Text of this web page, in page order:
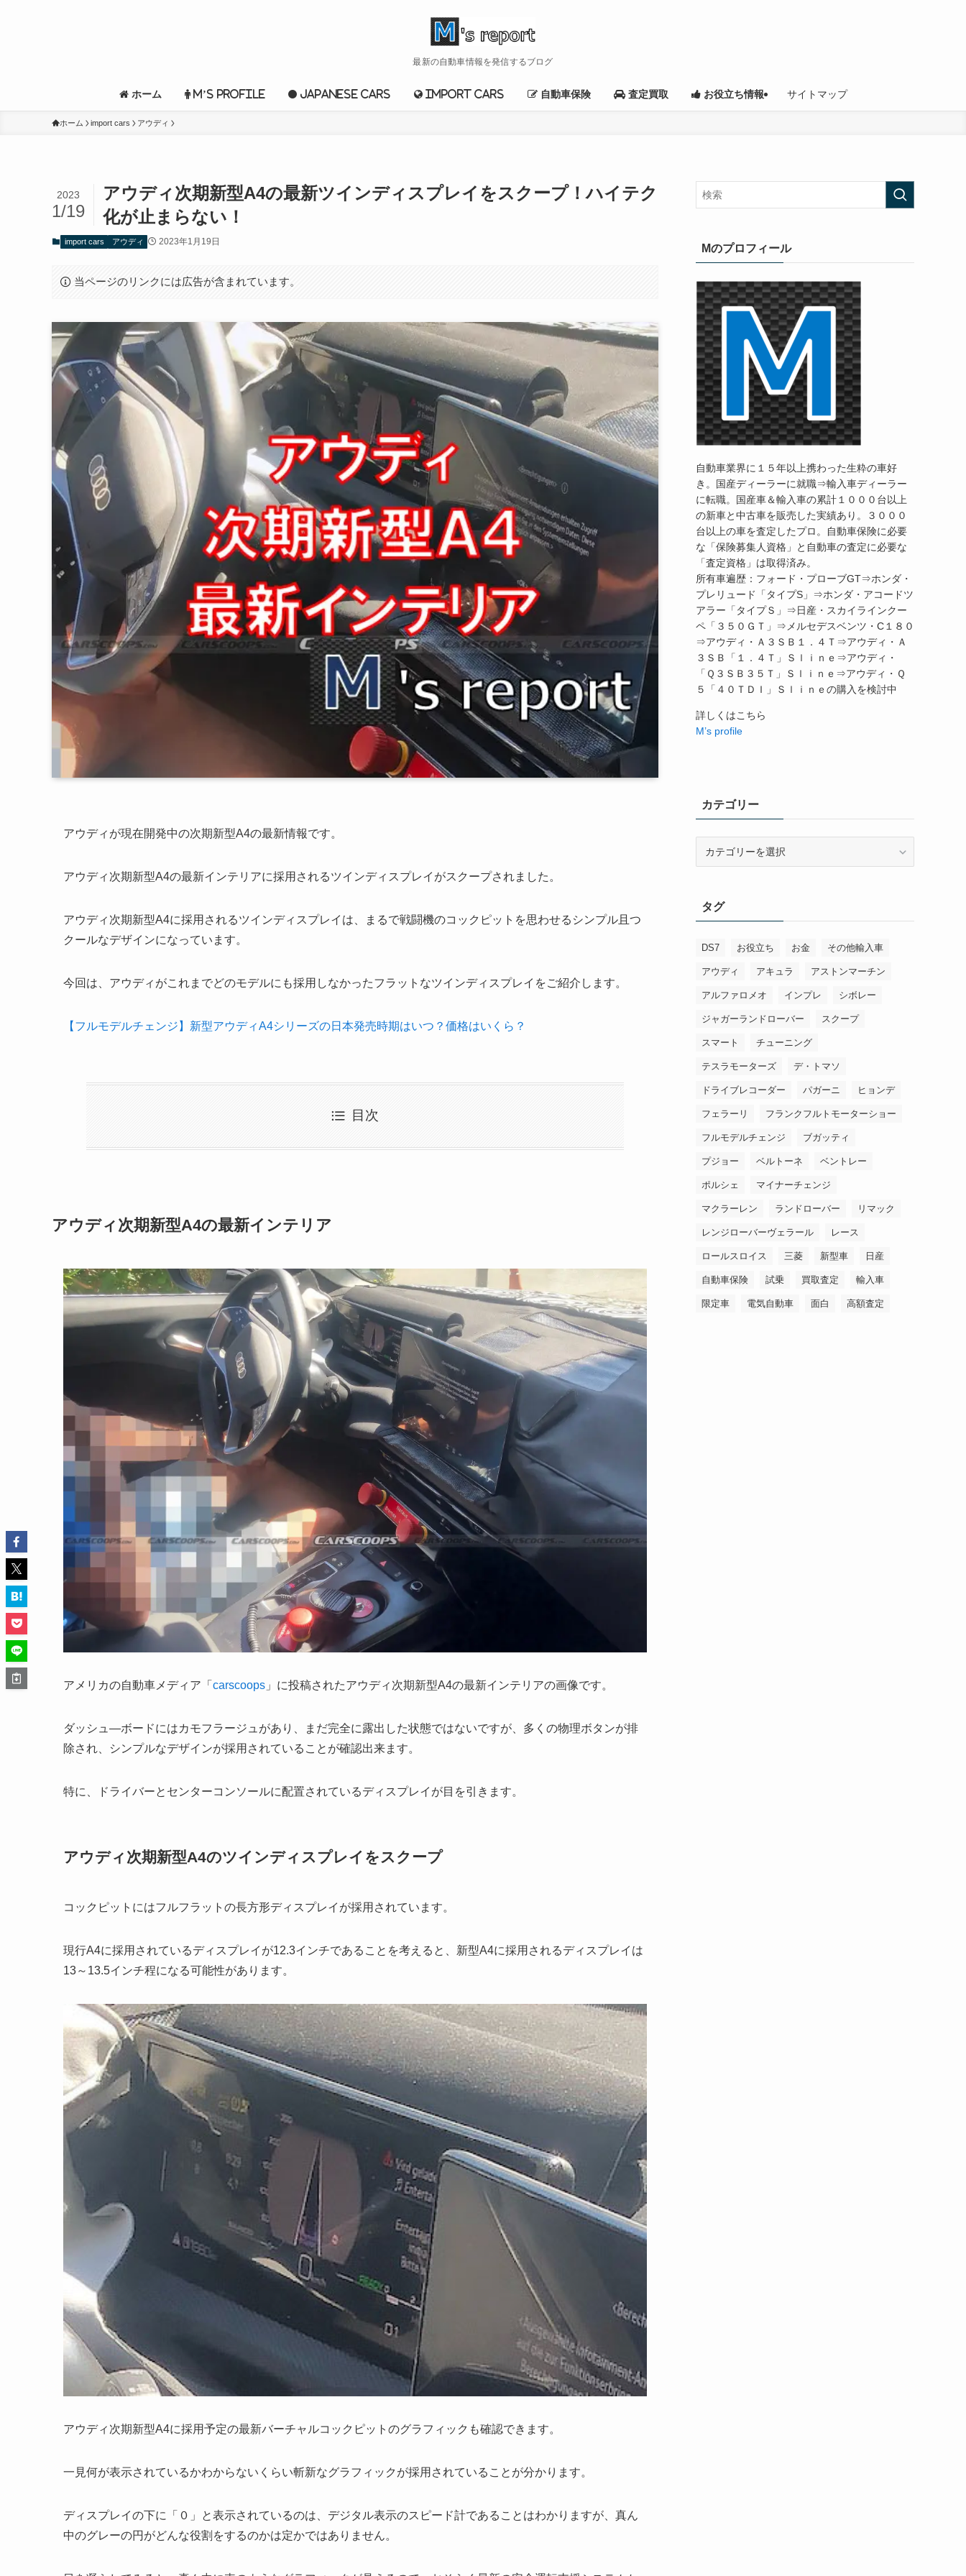
最新の自動車情報を発信するブログ
ホーム M’s profile Japanese cars import cars 自動車保険 査定買取 お役立ち情報 サイトマップ
ホーム import cars アウディ
アウディ次期新型A4の最新ツインディスプレイをスクープ！ハイテク
化が止まらない！
2023
1/19
import cars アウディ 2023年1月19日
当ページのリンクには広告が含まれています。
アウディが現在開発中の次期新型A4の最新情報です。
アウディ次期新型A4の最新インテリアに採用されるツインディスプレイがスクープされました。
アウディ次期新型A4に採用されるツインディスプレイは、まるで戦闘機のコックピットを思わせるシンプル且つ
クールなデザインになっています。
今回は、アウディがこれまでどのモデルにも採用しなかったフラットなツインディスプレイをご紹介します。
【フルモデルチェンジ】新型アウディA4シリーズの日本発売時期はいつ？価格はいくら？
目次
アウディ次期新型A4の最新インテリア
アメリカの自動車メディア「 carscoops 」に投稿されたアウディ次期新型A4の最新インテリアの画像です。
ダッシュ―ボードにはカモフラージュがあり、まだ完全に露出した状態ではないですが、多くの物理ボタンが排
除され、シンプルなデザインが採用されていることが確認出来ます。
特に、ドライバーとセンターコンソールに配置されているディスプレイが目を引きます。
アウディ次期新型A4のツインディスプレイをスクープ
コックピットにはフルフラットの長方形ディスプレイが採用されています。
現行A4に採用されているディスプレイが12.3インチであることを考えると、新型A4に採用されるディスプレイは
13～13.5インチ程になる可能性があります。
アウディ次期新型A4に採用予定の最新バーチャルコックピットのグラフィックも確認できます。
一見何が表示されているかわからないくらい斬新なグラフィックが採用されていることが分かります。
ディスプレイの下に「０」と表示されているのは、デジタル表示のスピード計であることはわかりますが、真ん
中のグレーの円がどんな役割をするのかは定かではありません。
Mのプロフィール
自動車業界に１５年以上携わった生粋の車好
き。国産ディーラーに就職⇒輸入車ディーラー
に転職。国産車＆輸入車の累計１０００台以上
の新車と中古車を販売した実績あり。３０００
台以上の車を査定したプロ。自動車保険に必要
な「保険募集人資格」と自動車の査定に必要な
「査定資格」は取得済み。
所有車遍歴：フォード・プローブGT⇒ホンダ・
プレリュード「タイプS」⇒ホンダ・アコードツ
アラー「タイプＳ」⇒日産・スカイラインクー
ペ「３５０ＧＴ」⇒メルセデスベンツ・C１８０
⇒アウディ・Ａ３ＳＢ１．４Ｔ⇒アウディ・Ａ
３ＳＢ「１．４Ｔ」Ｓｌｉｎｅ⇒アウディ・
「Ｑ３ＳＢ３５Ｔ」Ｓｌｉｎｅ⇒アウディ・Ｑ
５「４０ＴＤＩ」Ｓｌｉｎｅの購入を検討中
詳しくはこちら
M’s profile
カテゴリー
ータグ
DS7 お役立ち お金 その他輸入車
アウディ アキュラ アストンマーチン
アルファロメオ インプレ シボレー
ジャガーランドローバー スクープ
スマート チューニング
テスラモーターズ デ・トマソ
ドライブレコーダー パガーニ ヒョンデ
フェラーリ フランクフルトモーターショー
フルモデルチェンジ ブガッティ
プジョー ベルトーネ ベントレー
ポルシェ マイナーチェンジ
マクラーレン ランドローバー リマック
レンジローバーヴェラール レース
ロールスロイス 三菱 新型車 日産
自動車保険 試乗 買取査定 輸入車
限定車 電気自動車 面白 高額査定